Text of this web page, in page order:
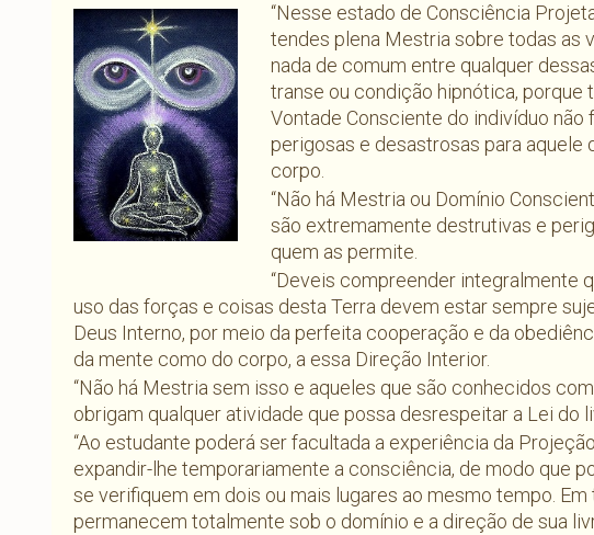
“Nesse estado de Consciência
tendes plena Mestria sobre todas as
nada de comum entre qualquer
transe ou condição hipnótica, porque
Vontade Consciente do indivíduo
perigosas e desastrosas para aquele
corpo.
“Não há Mestria ou Domínio
são extremamente destrutivas e
quem as permite.
“Deveis compreender integralmente
uso das forças e coisas desta Terra devem estar sempre
Deus Interno, por meio da perfeita cooperação e da
da mente como do corpo, a essa Direção Interior.
“Não há Mestria sem isso e aqueles que são conhecidos
obrigam qualquer atividade que possa desrespeitar a Lei do
“Ao estudante poderá ser facultada a experiência da
expandir-lhe temporariamente a consciência, de modo que
se verifiquem em dois ou mais lugares ao mesmo tempo.
permanecem totalmente sob o domínio e a direção de sua